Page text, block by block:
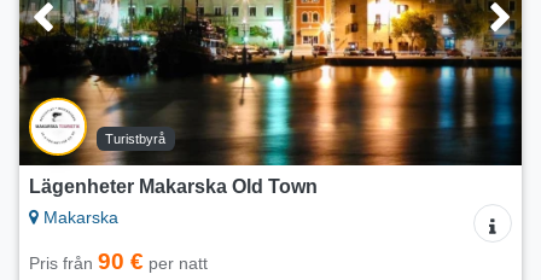
Turistbyrå
Lägenheter Makarska Old Town
Makarska
Pris från 90 € per natt